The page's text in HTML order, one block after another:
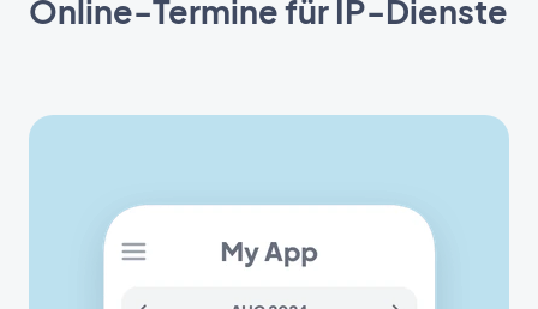
Online-Termine für IP-Dienste